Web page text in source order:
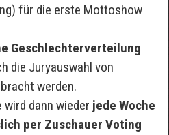
für die erste Mottoshow
Geschlechterverteilung
die Juryauswahl von
werden.
wird dann wieder jede Woche
per Zuschauer Voting